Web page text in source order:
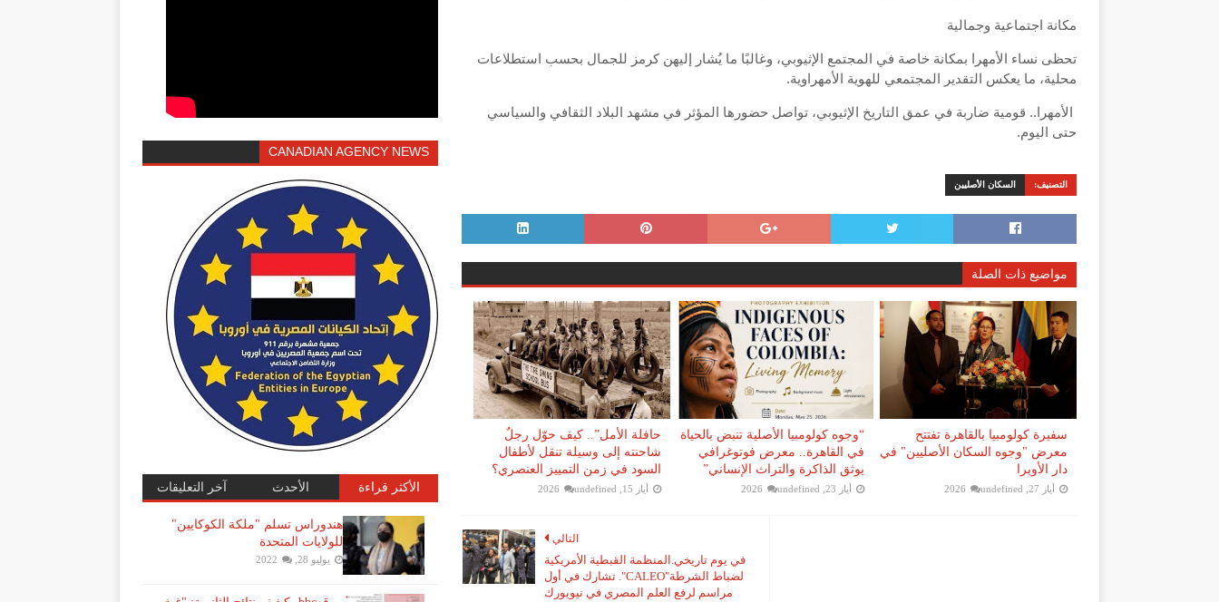
مكانة اجتماعية وجمالية
تحظى نساء الأمهرا بمكانة خاصة في المجتمع الإثيوبي، وغالبًا ما يُشار إليهن كرمز للجمال بحسب استطلاعات
محلية، ما يعكس التقدير المجتمعي للهوية الأمهراوية.
الأمهرا.. قومية ضاربة في عمق التاريخ الإثيوبي، تواصل حضورها المؤثر في مشهد البلاد الثقافي والسياسي
حتى اليوم.
التصنيف: السكان الأصليين
مواضيع ذات الصلة
سفيرة كولومبيا بالقاهرة تفتتح
معرض "وجوه السكان الأصليين" في
دار الأوبرا
أيار 27, 2026 undefined
“وجوه كولومبيا الأصلية تنبض بالحياة
في القاهرة.. معرض فوتوغرافي
يوثق الذاكرة والتراث الإنساني”
أيار 23, 2026 undefined
حافلة الأمل”.. كيف حوّل رجلٌ
شاحنته إلى وسيلة تنقل لأطفال
السود في زمن التمييز العنصري؟
أيار 15, 2026 undefined
التالي
في يوم تاريخي.المنظمة القبطية الأمريكية
لضباط الشرطة"CALEO". تشارك في أول
مراسم لرفع العلم المصري في نيويورك
CANADIAN AGENCY NEWS
الأكثر قراءة الأحدث آخر التعليقات
هندوراس تسلم "ملكة الكوكايين"
للولايات المتحدة
يوليو 28, 2022